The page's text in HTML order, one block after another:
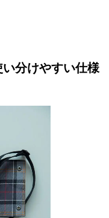
分けやすい仕様